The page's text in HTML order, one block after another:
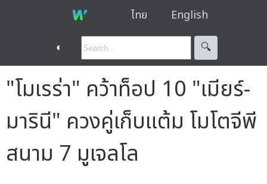
ไทย English
◐ 🔍︎
"โมเรร่า" คว้าท็อป 10 "เมียร์-
มารินี" ควงคู่เก็บแต้ม โมโตจีพี
สนาม 7 มูเจลโล